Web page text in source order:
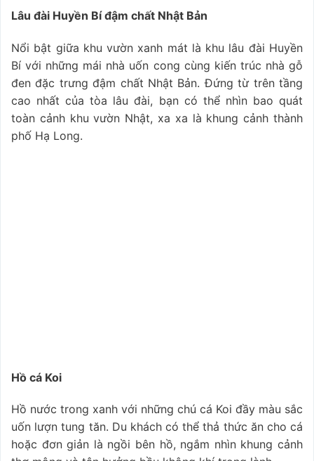
Lâu đài Huyền Bí đậm chất Nhật Bản
Nổi bật giữa khu vườn xanh mát là khu lâu đài Huyền
Bí với những mái nhà uốn cong cùng kiến trúc nhà gỗ
đen đặc trưng đậm chất Nhật Bản. Đứng từ trên tầng
cao nhất của tòa lâu đài, bạn có thể nhìn bao quát
toàn cảnh khu vườn Nhật, xa xa là khung cảnh thành
phố Hạ Long.
Hồ cá Koi
Hồ nước trong xanh với những chú cá Koi đầy màu sắc
uốn lượn tung tăn. Du khách có thể thả thức ăn cho cá
hoặc đơn giản là ngồi bên hồ, ngắm nhìn khung cảnh